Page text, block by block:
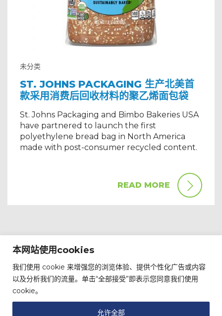
本网站使用cookies
我们使用 cookie 来增强您的浏览体验、提供个性化广告或内容
以及分析我们的流量。单击“全部接受”即表示您同意我们使用
cookie。
允许全部
未分类
ST. JOHNS PACKAGING 生产北美首
款采用消费后回收材料的聚乙烯面包袋
St. Johns Packaging and Bimbo Bakeries USA
have partnered to launch the first
polyethylene bread bag in North America
made with post-consumer recycled content.
READ MORE